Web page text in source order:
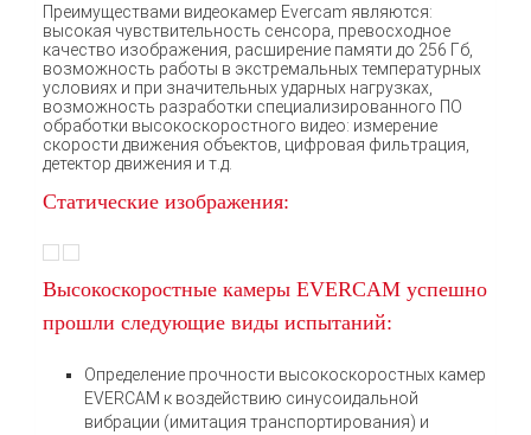
Преимуществами видеокамер Evercam являются:
высокая чувствительность сенсора, превосходное
качество изображения, расширение памяти до 256 Гб,
возможность работы в экстремальных температурных
условиях и при значительных ударных нагрузках,
возможность разработки специализированного ПО
обработки высокоскоростного видео: измерение
скорости движения объектов, цифровая фильтрация,
детектор движения и т.д.
Статические изображения:
Высокоскоростные камеры EVERCAM успешно
прошли следующие виды испытаний:
Определение прочности высокоскоростных камер
EVERCAM к воздействию синусоидальной
вибрации (имитация транспортирования) и